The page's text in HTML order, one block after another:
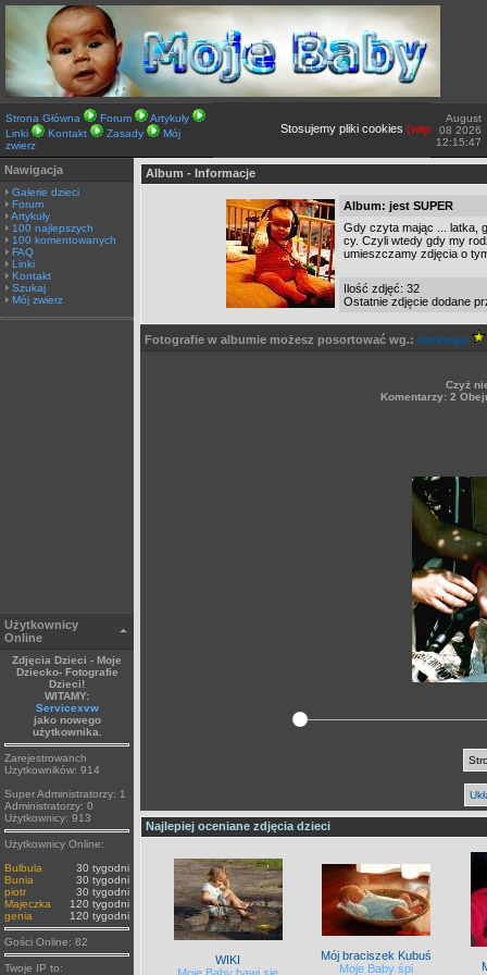
Strona Główna Forum
Artykuły
Linki
Kontakt Zasady
Mój
zwierz
Stosujemy pliki cookies(więcej TUTAJ).
August
08 2026
12:15:47
Nawigacja
Galerie dzieci
Forum
Artykuły
100 najlepszych
100 komentowanych
FAQ
Linki
Kontakt
Szukaj
Mój zwierz
Użytkownicy
Online
Zdjęcia Dzieci - Moje
Dziecko- Fotografie
Dzieci!
WITAMY:
Servicexvw
jako nowego
użytkownika.
Zarejestrowanch
Uzytkowników: 914
Super Administratorzy: 1
Administratorzy: 0
Użytkownicy: 913
Użytkownicy Online:
Bulbula
30 tygodni
Bunia
30 tygodni
piotr
30 tygodni
Majeczka
120 tygodni
genia
120 tygodni
Gości Online: 82
Twoje IP to:
Album - Informacje
Album: jest SUPER
Gdy czyta mając ... latka,
cy. Czyli wtedy gdy my
umieszczamy zdjęcia o
Ilość zdjęć: 32
Ostatnie zdjęcie dodane
Fotografie w albumie możesz posortować wg.: rankingu
Czyż
Komentarzy: 2
Najlepiej oceniane zdjęcia dzieci
WIKI
Mój braciszek Kubuś
Moje Baby śpi